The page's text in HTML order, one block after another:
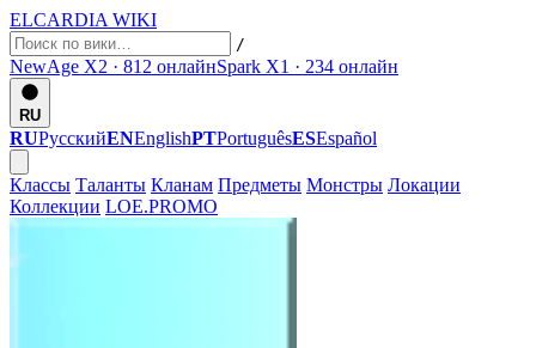
ELCARDIA WIKI
/
NewAge X2 · 812 онлайнSpark X1 · 234 онлайн
RU
RUРусскийENEnglishPTPortuguêsESEspañol
Классы Таланты Кланам Предметы Монстры Локации
Коллекции LOE.PROMO